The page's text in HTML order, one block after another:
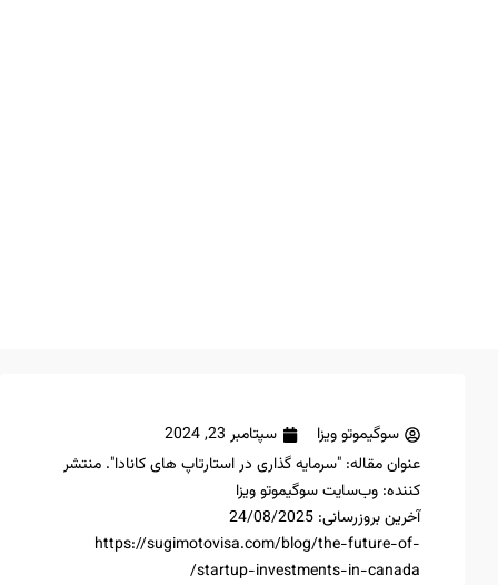
سوگیموتو ویزا
سپتامبر 23, 2024
عنوان مقاله: "سرمایه‌ گذاری‌ در استارتاپ های کانادا". منتشر
کننده: وب‌سایت سوگیموتو ویزا
آخرین بروزرسانی: 24/08/2025
https://sugimotovisa.com/blog/the-future-of-
startup-investments-in-canada/